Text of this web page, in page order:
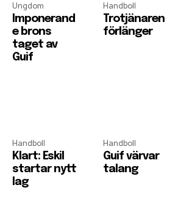
Ungdom
Imponerand
e brons
taget av
Guif
Handboll
Trotjänaren
förlänger
Handboll
Klart: Eskil
startar nytt
lag
Handboll
Guif värvar
talang